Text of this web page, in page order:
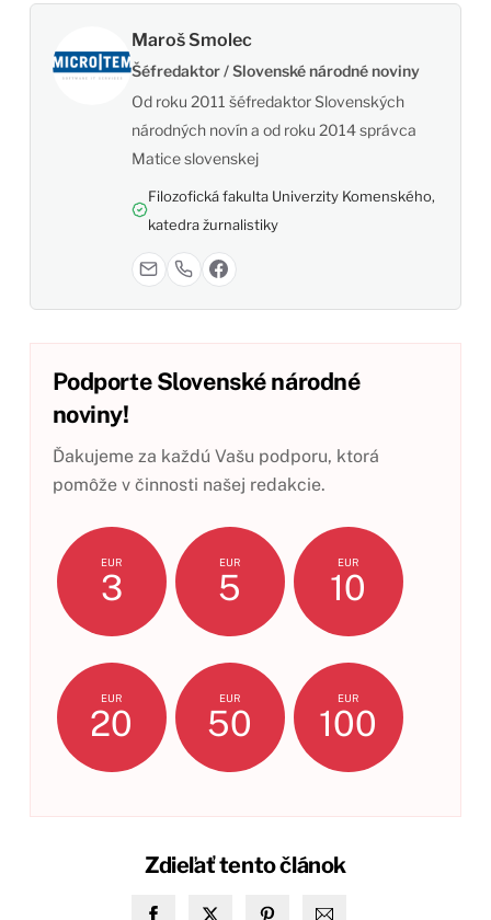
Maroš Smolec
Šéfredaktor / Slovenské národné noviny
Od roku 2011 šéfredaktor Slovenských
národných novín a od roku 2014 správca
Matice slovenskej
Filozofická fakulta Univerzity Komenského,
katedra žurnalistiky
Podporte Slovenské národné
noviny!
Ďakujeme za každú Vašu podporu, ktorá
pomôže v činnosti našej redakcie.
EUR
3
EUR
5
EUR
10
EUR
20
EUR
50
EUR
100
Zdieľať tento článok